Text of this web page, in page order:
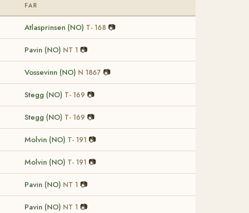
FAR
Atlasprinsen (NO) T- 168 📷
Pavin (NO) NT 1 📷
Vossevinn (NO) N 1867 📷
Stegg (NO) T- 169 📷
Stegg (NO) T- 169 📷
Molvin (NO) T- 191 📷
Molvin (NO) T- 191 📷
Pavin (NO) NT 1 📷
Pavin (NO) NT 1 📷